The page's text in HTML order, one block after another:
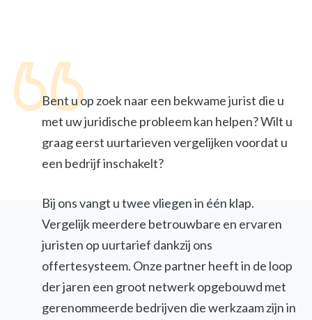
Bent u op zoek naar een bekwame jurist die u
met uw juridische probleem kan helpen? Wilt u
graag eerst uurtarieven vergelijken voordat u
een bedrijf inschakelt?
Bij ons vangt u twee vliegen in één klap.
Vergelijk meerdere betrouwbare en ervaren
juristen op uurtarief dankzij ons
offertesysteem. Onze partner heeft in de loop
der jaren een groot netwerk opgebouwd met
gerenommeerde bedrijven die werkzaam zijn in